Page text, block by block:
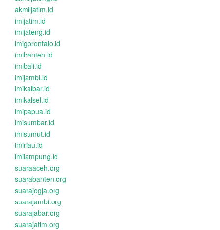
akmiljatim.id
imijatim.id
imijateng.id
imigorontalo.id
imibanten.id
imibali.id
imijambi.id
imikalbar.id
imikalsel.id
imipapua.id
imisumbar.id
imisumut.id
imiriau.id
imilampung.id
suaraaceh.org
suarabanten.org
suarajogja.org
suarajambi.org
suarajabar.org
suarajatim.org